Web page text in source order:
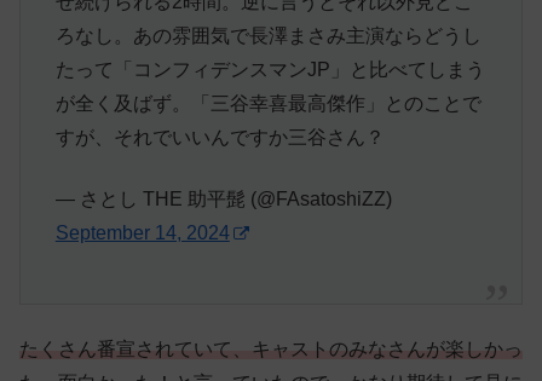
ろなし。あの雰囲気で長澤まさみ主演ならどうし
たって「コンフィデンスマンJP」と比べてしまう
が全く及ばず。「三谷幸喜最高傑作」とのことで
すが、それでいいんですか三谷さん？
— さとし THE 助平髭 (@FAsatoshiZZ)
September 14, 2024
たくさん番宣されていて、キャストのみなさんが楽しかっ